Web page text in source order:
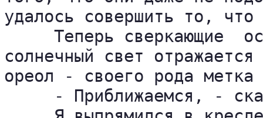
удалось совершить то,
Теперь сверкающие
солнечный свет
ореол - своего рода метка
- Приближаемся, -